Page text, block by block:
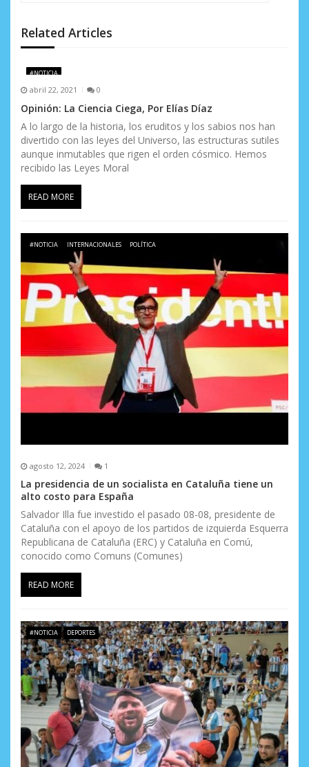
e
n
t
r
a
d
a
Related Articles
#NOTICIA
abril 22, 2021 0
Opinión: La Ciencia Ciega, Por Elías Díaz
A lo largo de la historia, los eruditos y los sabios nos han
divertido con las leyes del Universo, las estructuras sutiles
aunque inmutables que rigen el orden cósmico. Hemos
recibido las Leyes Moral
READ MORE
#NOTICIA INTERNACIONALES POLÍTICA
agosto 12, 2024 1
La presidencia de un socialista en Cataluña tiene un
alto costo para España
Salvador Illa fue investido el pasado 08-08, presidente de
Cataluña con el apoyo de los partidos de izquierda Esquerra
Republicana de Cataluña (ERC) y Cataluña en Comú,
conocido como Comuns (Comunes)
READ MORE
#NOTICIA DEPORTES